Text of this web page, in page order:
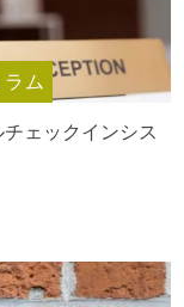
ム
ェックインシス